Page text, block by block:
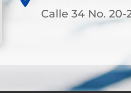
Calle 34 No. 20-